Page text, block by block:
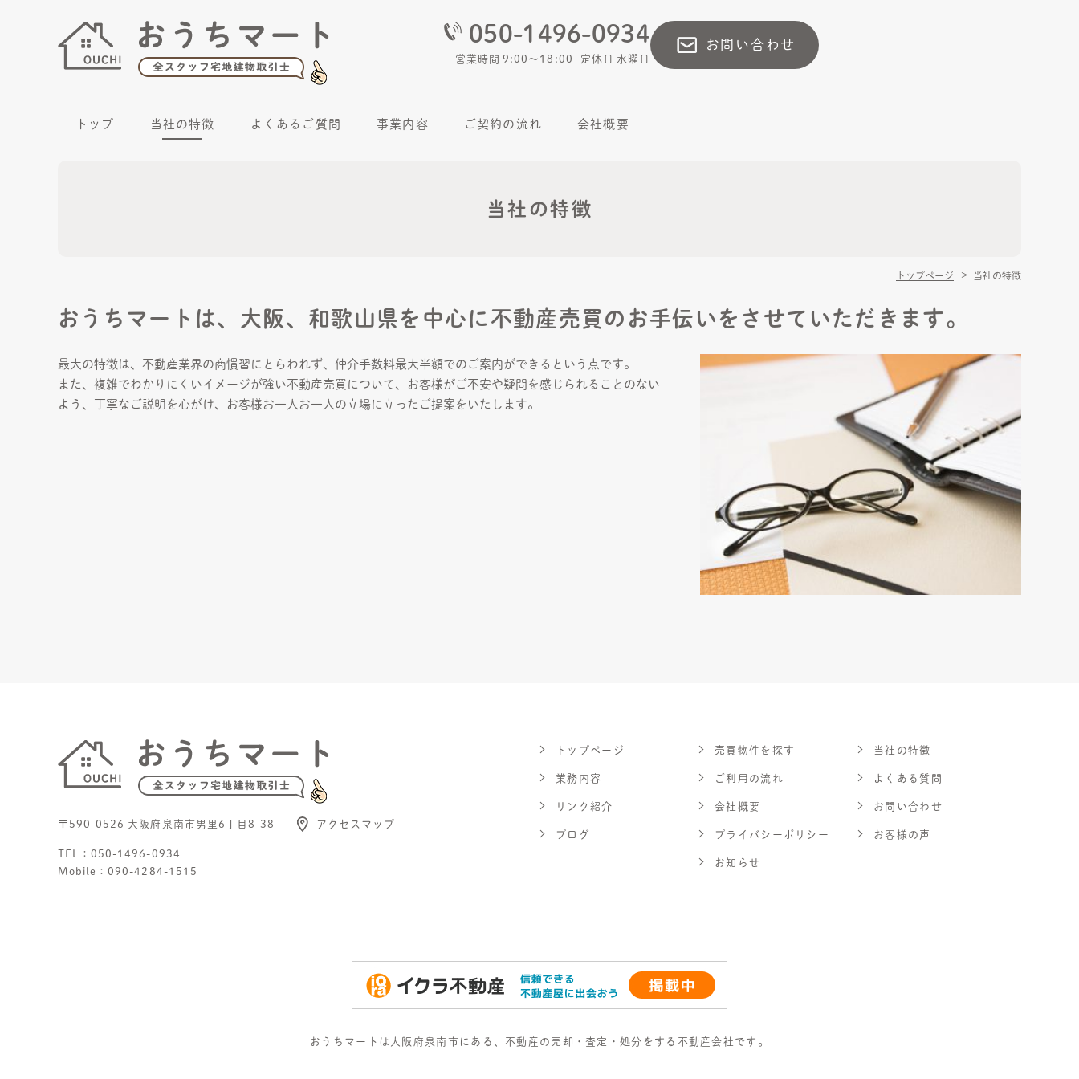
050-1496-0934
営業時間 9:00～18:00 定休日 水曜日
お問い合わせ
トップ 当社の特徴 よくあるご質問 事業内容 ご契約の流れ 会社概要
当社の特徴
トップページ 当社の特徴
おうちマートは、大阪、和歌山県を中心に不動産売買のお手伝いをさせていただきます。
最大の特徴は、不動産業界の商慣習にとらわれず、仲介手数料最大半額でのご案内ができるという点です。
また、複雑でわかりにくいイメージが強い不動産売買について、お客様がご不安や疑問を感じられることのない
よう、丁寧なご説明を心がけ、お客様お一人お一人の立場に立ったご提案をいたします。
〒590-0526 ⼤阪府泉南市男⾥6丁⽬8-38 アクセスマップ
TEL：050-1496-0934
Mobile：090-4284-1515
トップページ
業務内容
リンク紹介
ブログ
売買物件を探す
ご利用の流れ
会社概要
プライバシーポリシー
お知らせ
当社の特徴
よくある質問
お問い合わせ
お客様の声
おうちマートは大阪府泉南市にある、不動産の売却・査定・処分をする不動産会社です。